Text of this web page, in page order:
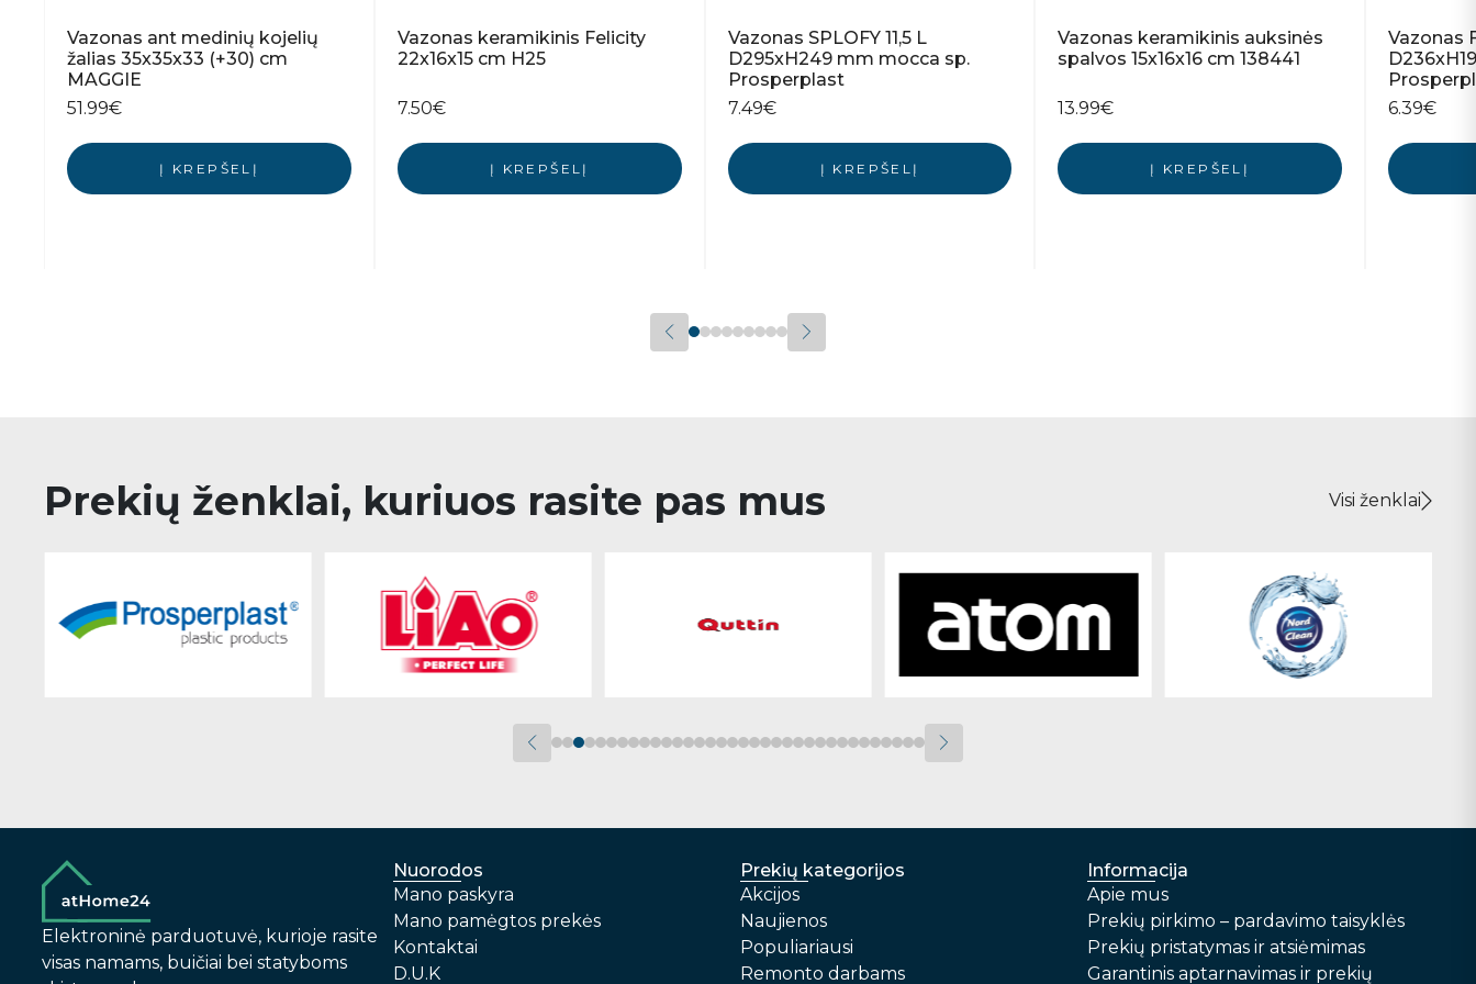
Vazonas ant medinių kojelių
žalias 35x35x33 (+30) cm
MAGGIE
51.99€
Į KREPŠELĮ
Vazonas keramikinis Felicity
22x16x15 cm H25
7.50€
Į KREPŠELĮ
Vazonas SPLOFY 11,5 L
D295xH249 mm mocca sp.
Prosperplast
7.49€
Į KREPŠELĮ
Vazonas keramikinis auksinės
spalvos 15x16x16 cm 138441
13.99€
Į KREPŠELĮ
Vazonas
6.39€
Prekių ženklai, kuriuos rasite pas mus Visi ženklai
Elektroninė parduotuvė, kurioje rasite
visas namams, buičiai bei statyboms
Nuorodos
Mano paskyra
Mano pamėgtos prekės
Kontaktai
D.U.K
Prekių kategorijos
Akcijos
Naujienos
Populiariausi
Remonto darbams
Informacija
Apie mus
Prekių pirkimo – pardavimo taisyklės
Prekių pristatymas ir atsiėmimas
Garantinis aptarnavimas ir prekių